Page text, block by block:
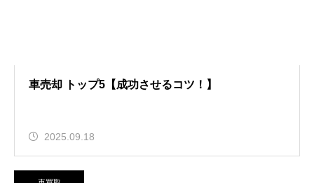
車売却 トップ5【成功させるコツ！】
2025.09.18